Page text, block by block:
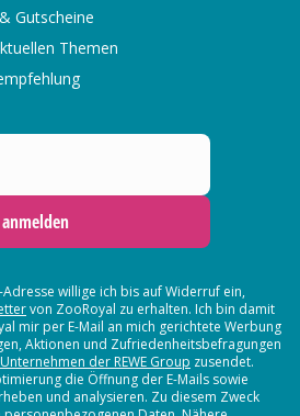
Gutscheine
Themen
anmelden
willige ich bis auf Widerruf ein,
von ZooRoyal zu erhalten. Ich bin damit
mir per E-Mail an mich gerichtete Werbung
Aktionen und Zufriedenheitsbefragungen
der REWE Group zusendet.
die Öffnung der E-Mails sowie
und analysieren. Zu diesem Zweck